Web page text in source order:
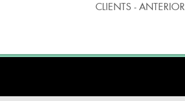
CLIENTS - ANTERIOR